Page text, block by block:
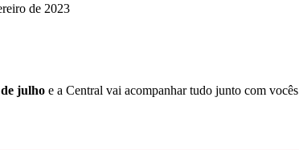
de 2023
julho e a Central vai acompanhar tudo junto com